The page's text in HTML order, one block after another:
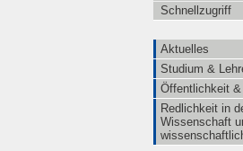
Schnellzugriff
Aktuelles
Studium &
Öffentlichkeit
Redlichkeit in
Wissenschaft